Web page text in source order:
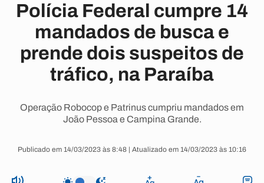
Polícia Federal cumpre 14
mandados de busca e
prende dois suspeitos de
tráfico, na Paraíba
Operação Robocop e Patrinus cumpriu mandados em
João Pessoa e Campina Grande.
Publicado em 14/03/2023 às 8:48 | Atualizado em 14/03/2023 às 10:16